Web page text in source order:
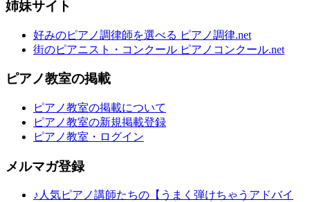
姉妹サイト
好みのピアノ調律師を選べる ピアノ調律.net
街のピアニスト・コンクール ピアノコンクール.net
ピアノ教室の掲載
ピアノ教室の掲載について
ピアノ教室の新規掲載登録
ピアノ教室・ログイン
メルマガ登録
♪人気ピアノ講師たちの【うまく弾けちゃうアドバイ